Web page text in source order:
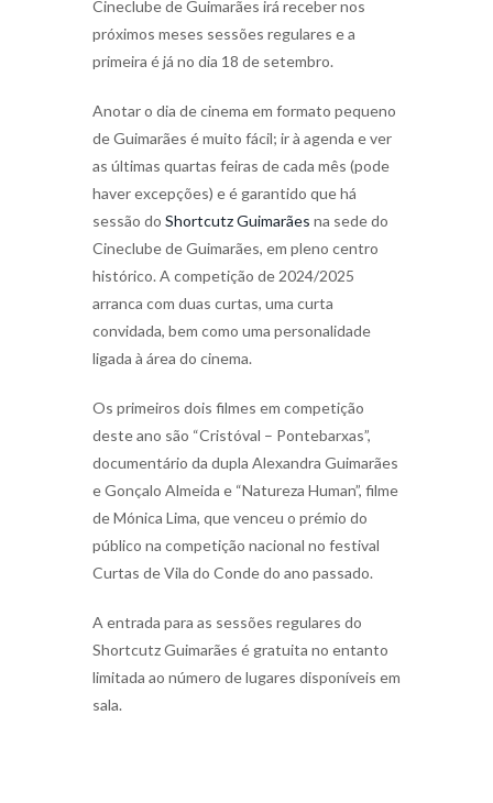
Cineclube de Guimarães irá receber nos
próximos meses sessões regulares e a
primeira é já no dia 18 de setembro.
Anotar o dia de cinema em formato pequeno
de Guimarães é muito fácil; ir à agenda e ver
as últimas quartas feiras de cada mês (pode
haver excepções) e é garantido que há
sessão do Shortcutz Guimarães na sede do
Cineclube de Guimarães, em pleno centro
histórico. A competição de 2024/2025
arranca com duas curtas, uma curta
convidada, bem como uma personalidade
ligada à área do cinema.
Os primeiros dois filmes em competição
deste ano são “Cristóval – Pontebarxas”,
documentário da dupla Alexandra Guimarães
e Gonçalo Almeida e “Natureza Human”, filme
de Mónica Lima, que venceu o prémio do
público na competição nacional no festival
Curtas de Vila do Conde do ano passado.
A entrada para as sessões regulares do
Shortcutz Guimarães é gratuita no entanto
limitada ao número de lugares disponíveis em
sala.